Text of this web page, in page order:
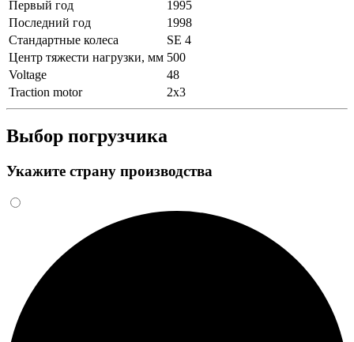
Первый год
1995
Последний год
1998
Стандартные колеса
SE 4
Центр тяжести нагрузки, мм 500
Voltage
48
Traction motor
2x3
Выбор погрузчика
Укажите страну производства